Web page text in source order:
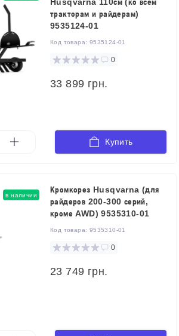
тракторам и райдерам)
9535124-01
Код товара: 9535124-01
0
33 899 грн.
Купить
в наличии
Кромкорез Husqvarna (для
райдеров 200-300 серий,
кроме AWD) 9535310-01
Код товара: 9535310-01
0
23 749 грн.